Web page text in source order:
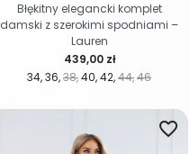
34 36 38 40 42 44 46
Cena
439,00 zł
Błękitny elegancki komplet
damski z szerokimi spodniami –
Lauren
favorite_border